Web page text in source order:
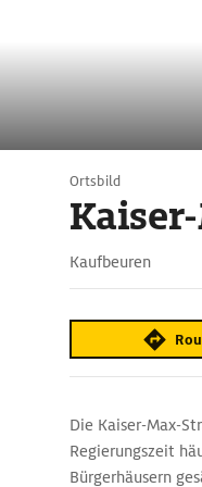
Ortsbild
Kaufbeuren
Die Kaiser-Max-
Regierungszeit
Bürgerhäusern